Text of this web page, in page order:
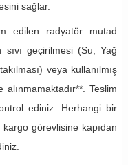
sağlar.
edilen radyatör mutad
sıvı geçirilmesi (Su, Yağ
veya kullanılmış
Teslim
ediniz. Herhangi bir
görevlisine kapıdan